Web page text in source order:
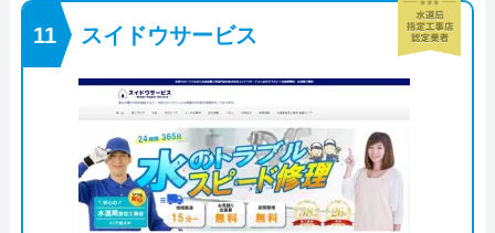
スイドウサービス